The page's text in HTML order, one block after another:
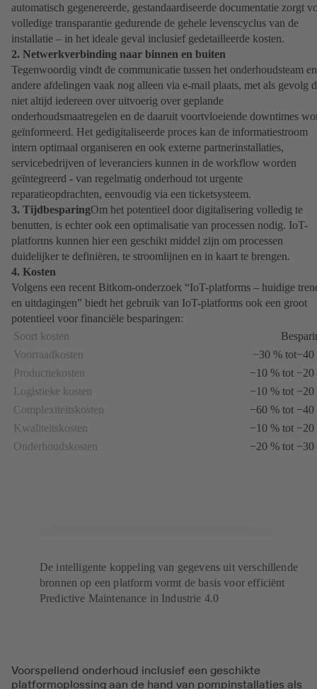
automatisch gegenereerde, gestandaardiseerde documentatie zorgt
volledige transparantie gedurende de gehele levenscyclus van de
installatie – in het ideale geval inclusief gedetailleerde kosten.
2. Netwerkverbinding naar binnen en buiten
Tegenwoordig vindt de communicatie tussen het onderhoudsteam en
andere afdelingen vaak nog alleen via e-mail plaats, met als gevolg
niet altijd iedereen over uitvoerig over geplande
onderhoudsmaatregelen en de daaruit voortvloeiende downtimes
geïnformeerd. Het gedigitaliseerde proces kan de informatiestroom
intern optimaal organiseren en ook externe partnerinstallaties,
servicebedrijven of leveranciers kunnen in de workflow worden
geïntegreerd - van regelmatig onderhoud tot urgente
reparatieopdrachten, eenvoudig via een ticketsysteem.
3. TijdbesparingOm het potentieel door digitalisering volledig te
benutten, is echter ook een optimalisatie van processen nodig. IoT-
platforms kunnen hier een geschikt middel zijn om processen
duidelijker te definiëren, te stroomlijnen en in kaart te brengen.
4. Kosten
Volgens een recent Bitkom-onderzoek “IoT-platforms – huidige
en uitdagingen” biedt het gebruik van IoT-platforms ook een groot
potentieel voor financiële besparingen:
Soort kosten
Voorraadkosten
−30 % tot−40
Productiekosten
−10 % tot −20
Logistieke kosten
−10 % tot −20
Complexiteitskosten
−60 % tot −40
Kwaliteitskosten
−10 % tot −20
Onderhoudskosten
−20 % tot −30
De intelligente koppeling van gegevens uit verschillende
bronnen op een platform vormt de basis voor efficiënt
Predictive Maintenance in Industrie 4.0
Voorspellend onderhoud inclusief een geschikte
platformoplossing aan de hand van pompinstallaties als